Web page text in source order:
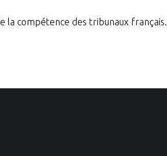
la compétence des tribunaux français.